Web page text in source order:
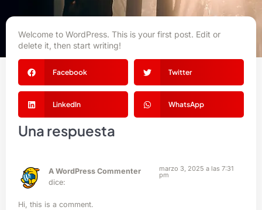
Welcome to WordPress. This is your first post. Edit or
delete it, then start writing!
Facebook Twitter
LinkedIn WhatsApp
Una respuesta
A WordPress Commenter
dice:
marzo 3, 2025 a las 7:31
pm
Hi, this is a comment.